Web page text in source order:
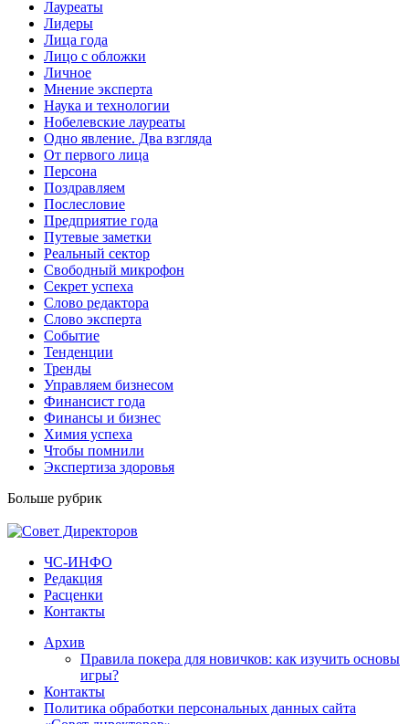
Лауреаты
Лидеры
Лица года
Лицо с обложки
Личное
Мнение эксперта
Наука и технологии
Нобелевские лауреаты
Одно явление. Два взгляда
От первого лица
Персона
Поздравляем
Послесловие
Предприятие года
Путевые заметки
Реальный сектор
Свободный микрофон
Секрет успеха
Слово редактора
Слово эксперта
Событие
Тенденции
Тренды
Управляем бизнесом
Финансист года
Финансы и бизнес
Химия успеха
Чтобы помнили
Экспертиза здоровья
Больше рубрик
ЧС-ИНФО
Редакция
Расценки
Контакты
Архив
Правила покера для новичков: как изучить основы
игры?
Контакты
Политика обработки персональных данных сайта